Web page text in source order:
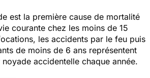
est la première cause de mortalité
courante chez les moins de 15
les accidents par le feu puis
de moins de 6 ans représentent
accidentelle chaque année.